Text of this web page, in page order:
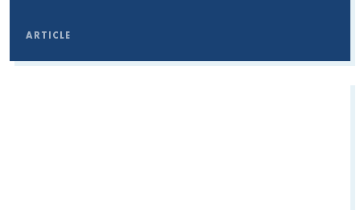
ARTICLE